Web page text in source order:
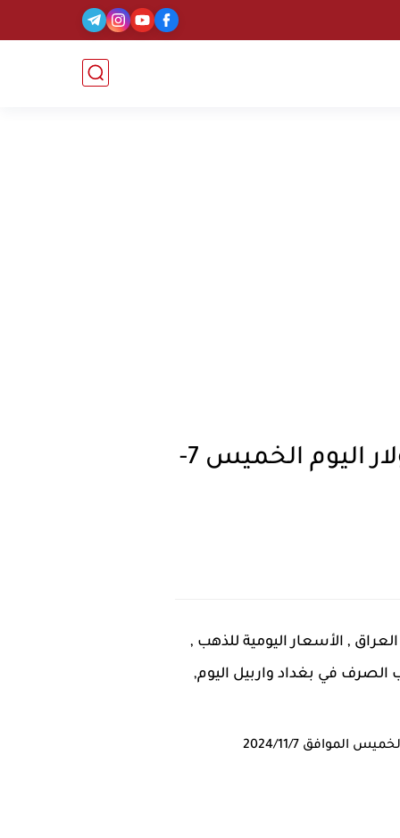
انخفاض في سعر الذهب مقابل الدينار واستقرار سعر الدولار اليوم الخميس 7-
الدولار اليوم في العراق , الأسعار اليومية للذهب ,
الصرف في بغداد واربيل اليوم,
2024/11/7